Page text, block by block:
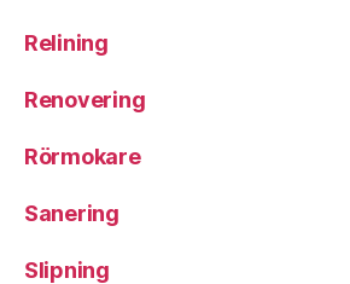
Relining
Renovering
Rörmokare
Sanering
Slipning